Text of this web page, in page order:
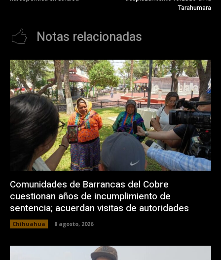
Tarahumara
Notas relacionadas
Comunidades de Barrancas del Cobre
cuestionan años de incumplimiento de
sentencia; acuerdan visitas de autoridades
Chihuahua 8 agosto, 2026